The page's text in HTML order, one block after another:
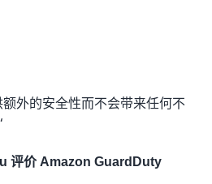
外的安全性而不会带来任何不
评价 Amazon GuardDuty